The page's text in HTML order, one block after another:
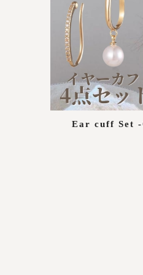
Ear cuff Set